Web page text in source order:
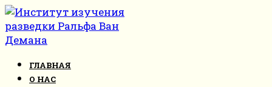
Перейти
к
контенту
ГЛАВНАЯ
О НАС